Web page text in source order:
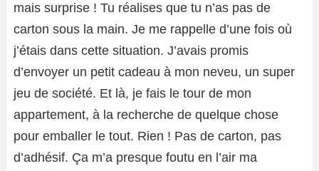
mais surprise ! Tu réalises que tu n’as pas de
carton sous la main. Je me rappelle d’une fois où
j’étais dans cette situation. J’avais promis
d’envoyer un petit cadeau à mon neveu, un super
jeu de société. Et là, je fais le tour de mon
appartement, à la recherche de quelque chose
pour emballer le tout. Rien ! Pas de carton, pas
d’adhésif. Ça m’a presque foutu en l’air ma